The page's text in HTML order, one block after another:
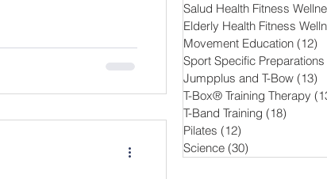
Salud Health Fitness
Elderly Health Fitness
Movement Education (12)
Sport Specific Preparations
Jumpplus and T-Bow (13)
T-Box® Training Therapy
T-Band Training (18)
Pilates (12)
Science (30)